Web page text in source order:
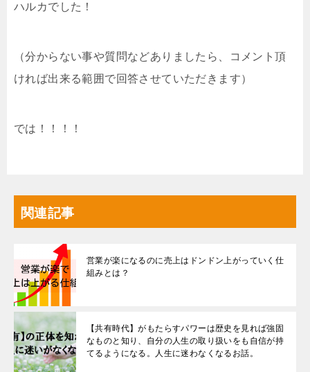
ハルカでした！
（分からない事や質問などありましたら、コメント頂
ければ出来る範囲で回答させていただきます）
では！！！！
関連記事
営業が楽になるのに売上はドンドン上がっていく仕
組みとは？
【共有時代】がもたらすパワーは歴史を見れば強固
なものと知り、自分の人生の取り扱いをも自信が持
てるようになる。人生に迷わなくなるお話。